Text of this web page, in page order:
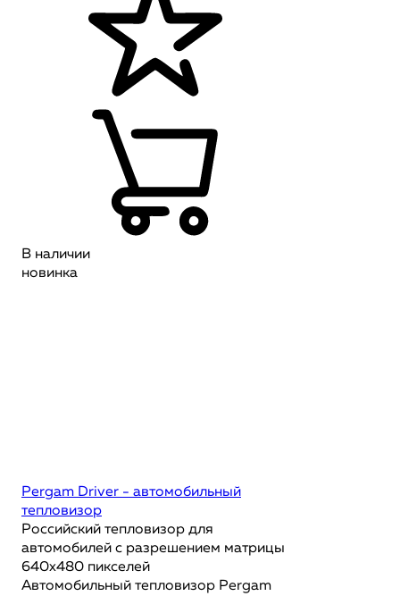
В наличии
новинка
Pergam Driver - автомобильный
тепловизор
Российский тепловизор для
автомобилей с разрешением матрицы
640х480 пикселей
Автомобильный тепловизор Pergam